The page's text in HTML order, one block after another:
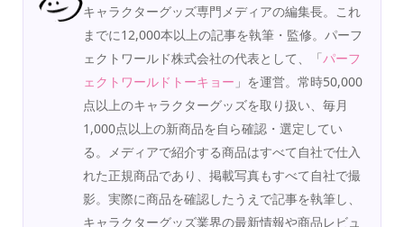
キャラクターグッズ専門メディアの編集長。これ
までに12,000本以上の記事を執筆・監修。パーフ
ェクトワールド株式会社の代表として、「パーフ
ェクトワールドトーキョー 」を運営。常時50,000
点以上のキャラクターグッズを取り扱い、毎月
1,000点以上の新商品を自ら確認・選定してい
る。メディアで紹介する商品はすべて自社で仕入
れた正規商品であり、掲載写真もすべて自社で撮
影。実際に商品を確認したうえで記事を執筆し、
キャラクターグッズ業界の最新情報や商品レビュ